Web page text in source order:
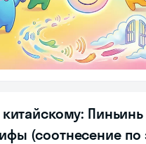
китайскому:
(соотнесение по